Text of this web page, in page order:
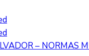
– NORMAS